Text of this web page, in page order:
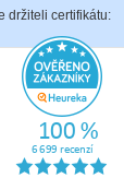
držiteli certifikátu: